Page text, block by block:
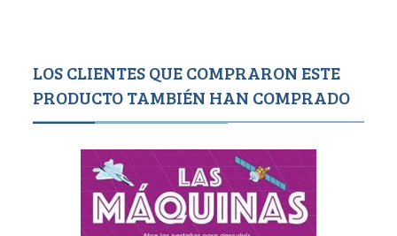
LOS CLIENTES QUE COMPRARON ESTE
PRODUCTO TAMBIÉN HAN COMPRADO